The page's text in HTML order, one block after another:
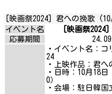
[映画祭2024] 君への挽歌
イベント名
[映画祭2024]
応募期間
・イベント名：
24
・上映作品：君
・日時：10月18
0）
・会場：駐日韓